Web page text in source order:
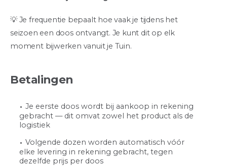
💡 Je frequentie bepaalt hoe vaak je tijdens het
seizoen een doos ontvangt. Je kunt dit op elk
moment bijwerken vanuit je Tuin.
Betalingen
Je eerste doos wordt bij aankoop in rekening
gebracht — dit omvat zowel het product als de
logistiek
Volgende dozen worden automatisch vóór
elke levering in rekening gebracht, tegen
dezelfde prijs per doos